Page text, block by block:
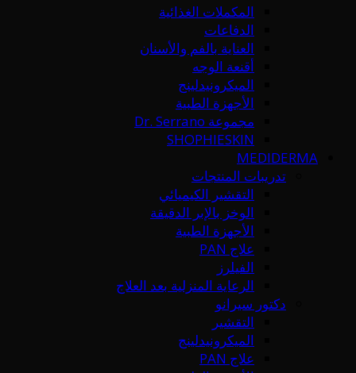
المكملات الغذائية
الدفاعات
العناية بالفم والأسنان
أقنعة الوجه
الميكرونيدلينج
الأجهزة الطبية
مجموعة Dr. Serrano
SHOPHIESKIN
MEDIDERMA
تدريبات المنتجات
التقشير الكيميائي
الوخز بالإبر الدقيقة
الأجهزة الطبية
علاج PAN
الفيلرز
الرعاية المنزلية بعد العلاج
دكتور سيرانو
التقشير
الميكرونيدلينج
علاج PAN